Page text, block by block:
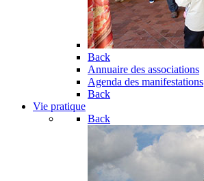
Back
Annuaire des associations
Agenda des manifestations
Back
Vie pratique
Back